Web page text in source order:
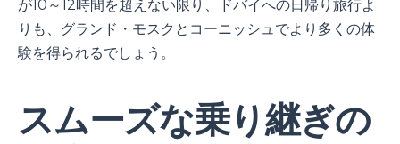
が10～12時間を超えない限り、ドバイへの日帰り旅行よ
りも、グランド・モスクとコーニッシュでより多くの体
験を得られるでしょう。
スムーズな乗り継ぎの